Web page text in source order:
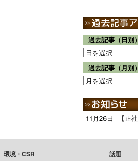
過去記事（日別）
過去記事（月別）
11月26日 【正
環境・CSR 話題